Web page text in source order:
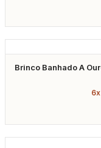
Brinco Banhado A